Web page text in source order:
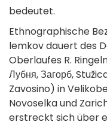
bedeutet.
Ethnographische
lemkov dauert des
Oberlaufes R.
Лубня, Загорб,
Zavosino) in
Novoselka und
erstreckt sich über